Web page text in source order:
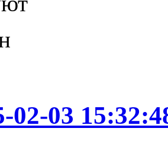
02-03